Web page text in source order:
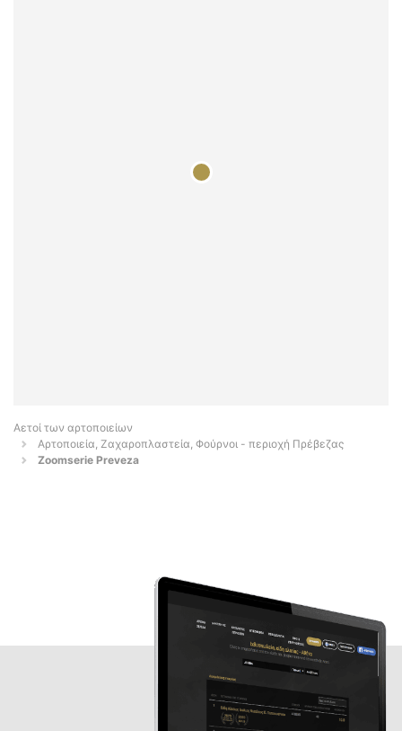
Αετοί των αρτοποιείων
Αρτοποιεία, Ζαχαροπλαστεία, Φούρνοι - περιοχή Πρέβεζας
Zoomserie Preveza